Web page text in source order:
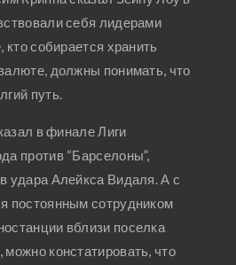
себя лидерами
кто собирается хранить
должны понимать, что
путь.
в финале Лиги
против “Барселоны”,
удара Алейкса Видаля. А с
постоянным сотрудником
вблизи поселка
констатировать, что